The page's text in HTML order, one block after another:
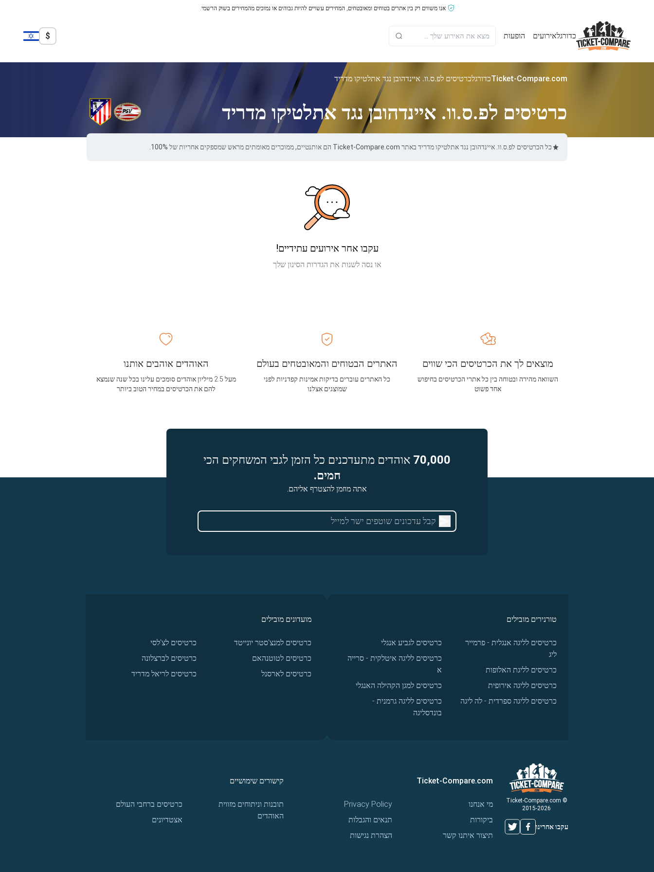
אנו משווים רק בין אתרים בטוחים ומאובטחים, המחירים עשויים להיות גבוהים או נמוכים מהמחירים בשוק הרשמי.
כדורגלאירועים הופעות $
Ticket-Compare.comכדורגלכרטיסים לפ.ס.וו. איינדהובן נגד אתלטיקו מדריד
כרטיסים לפ.ס.וו. איינדהובן נגד אתלטיקו מדריד
כל הכרטיסים לפ.ס.וו. איינדהובן נגד אתלטיקו מדריד באתר Ticket-Compare.com הם אותנטיים, ממוכרים מאומתים מראש שמספקים אחריות של 100%.
עקבו אחר אירועים עתידיים!
או נסה לשנות את הגדרות הסינון שלך
האתרים הבטוחים והמאובטחים בעולם
כל האתרים עוברים בדיקות אמינות קפדניות לפני
שמוצגים אצלנו
מוצאים לך את הכרטיסים הכי שווים
השוואה מהירה ובטוחה בין כל אתרי הכרטיסים בחיפוש
אחד פשוט
האוהדים אוהבים אותנו
מעל 2.5 מיליון אוהדים סומכים עלינו בכל שנה שנמצא
להם את הכרטיסים במחיר הטוב ביותר
70,000 אוהדים מתעדכנים כל הזמן לגבי המשחקים הכי
חמים.
אתה מוזמן להצטרף אליהם.
טורנירים מובילים
כרטיסים לליגה אנגלית - פרמייר
ליג
כרטיסים לליגת האלופות
כרטיסים לליגה אירופית
כרטיסים לליגה ספרדית - לה ליגה
כרטיסים לגביע אנגלי
כרטיסים לליגה איטלקית - סרייה
א
כרטיסים למגן הקהילה האנגלי
כרטיסים לליגה גרמנית -
בונדסליגה
מועדונים מובילים
כרטיסים למנצ'סטר יונייטד
כרטיסים לטוטנהאם
כרטיסים לארסנל
כרטיסים לצ'לסי
כרטיסים לברצלונה
כרטיסים לריאל מדריד
© Ticket-Compare.com
2015-2026
עקבו אחרינו
Ticket-Compare.com
מי אנחנו
ביקורות
תיצור איתנו קשר
Privacy Policy
תנאים והגבלות
הצהרת נגישות
קישורים שימושיים
תובנות וניתוחים מזווית
האוהדים
כרטיסים ברחבי העולם
אצטדיונים